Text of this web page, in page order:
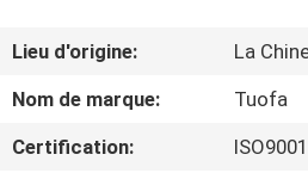
PROPOS
DE
NOUS
Lieu d'origine:
La
Nom de marque:
Tuofa
Certification:
ISO9001